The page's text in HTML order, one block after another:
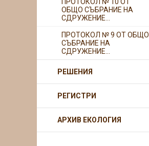
ОБЩО СЪБРАНИЕ НА
СДРУЖЕНИЕ...
ПРОТОКОЛ № 9 ОТ ОБЩО
СЪБРАНИЕ НА
СДРУЖЕНИЕ...
РЕШЕНИЯ
РЕГИСТРИ
АРХИВ ЕКОЛОГИЯ